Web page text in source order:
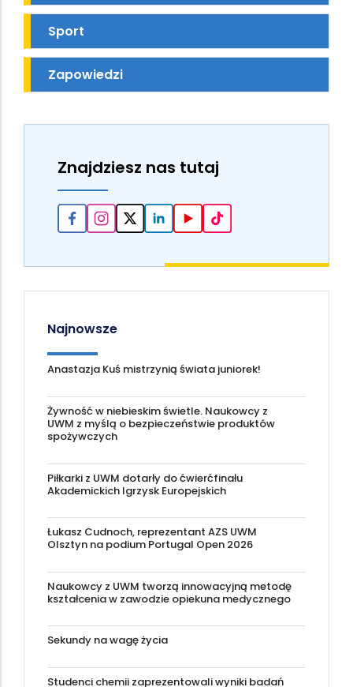
Sport
Zapowiedzi
Znajdziesz nas tutaj
Najnowsze
Anastazja Kuś mistrzynią świata juniorek!
Żywność w niebieskim świetle. Naukowcy z
UWM z myślą o bezpieczeństwie produktów
spożywczych
Piłkarki z UWM dotarły do ćwierćfinału
Akademickich Igrzysk Europejskich
Łukasz Cudnoch, reprezentant AZS UWM
Olsztyn na podium Portugal Open 2026
Naukowcy z UWM tworzą innowacyjną metodę
kształcenia w zawodzie opiekuna medycznego
Sekundy na wagę życia
Studenci chemii zaprezentowali wyniki badań